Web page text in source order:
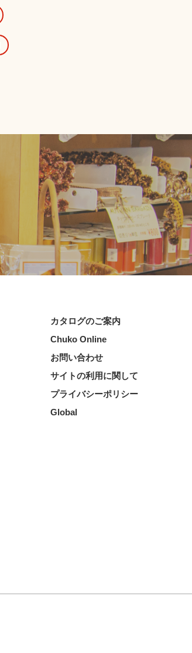
カタログのご案内
Chuko Online
お問い合わせ
サイトの利用に関して
プライバシーポリシー
Global